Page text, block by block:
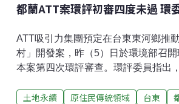
都蘭ATT案環評初審四度未過 環
ATT吸引力集團預定在台東東河鄉推
村」開發案，昨（5）日於環境部召
本案第四次環評審查。環評委員指出
案小組最終要求補正再審。地方盼就
土地永續 原住民傳統領域 台東